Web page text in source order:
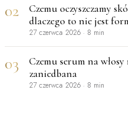
02
Czemu oczyszczamy
dlaczego to nie jest
27 czerwca 2026 · 8 min
03
Czemu serum na
zaniedbana
27 czerwca 2026 · 8 min